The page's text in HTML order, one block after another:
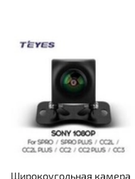
Широкоугольная камера